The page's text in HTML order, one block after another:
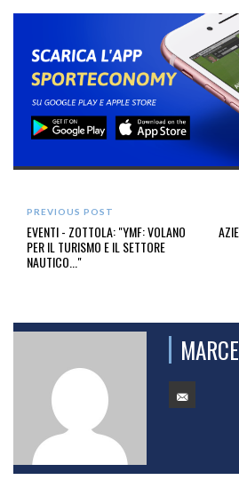
PREVIOUS POST
EVENTI - ZOTTOLA: "YMF: VOLANO
PER IL TURISMO E IL SETTORE
NAUTICO..."